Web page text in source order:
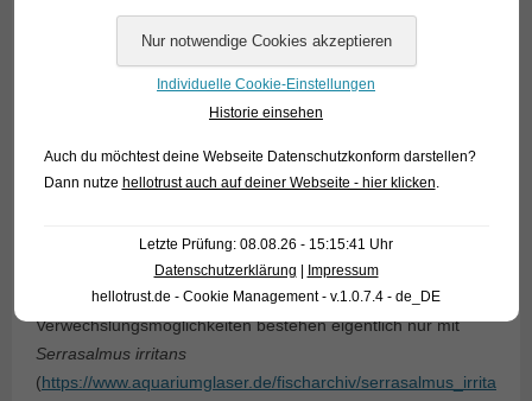
undeutlich, die gesamte Schwanzflosse ist schwärzlich bis
auf den äußersten Rand, der transparent ist. Ab etwa 10-12
cm Länge ist die Iris rot, vorher silberfarben.
Geschlechtsreife Männchen scheinen einen roten Bauch und
Kiemendeckelbereich zu bekommen. Auffällg und für
elongatustypisch ist eine dunkle Augenmaske. Mit maximal
ca. 30 cm Länge istS. elongatuseine der größten Piranha-
Flossenbeißer und sollte, um Verluste zu vermeiden,
möglichst einzeln gepflegt werden.
Verwechslungsmöglichkeiten bestehen eigentlich nur mit
Serrasalmus irritans
(https://www.aquariumglaser.de/fischarchiv/serrasalmus_irrita
Individuelle Cookie-Einstellungen
Historie einsehen
Auch du möchtest deine Webseite Datenschutzkonform darstellen?
Dann nutze hellotrust auch auf deiner Webseite - hier klicken.
Letzte Prüfung: 08.08.26 - 15:15:41 Uhr
Datenschutzerklärung
Impressum
hellotrust.de - Cookie Management - v.1.0.7.4 - de_DE